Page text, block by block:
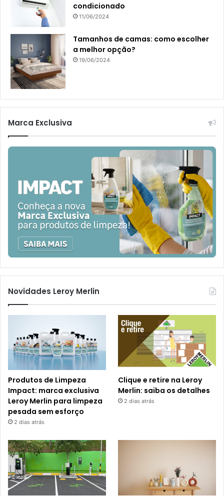
condicionado
11/06/2024
Tamanhos de camas: como escolher
a melhor opção?
19/06/2024
Marca Exclusiva
Novidades Leroy Merlin
Produtos de Limpeza
Impact: marca exclusiva
Leroy Merlin para limpeza
pesada sem esforço
2 dias atrás
Clique e retire na Leroy
Merlin: saiba os detalhes
2 dias atrás